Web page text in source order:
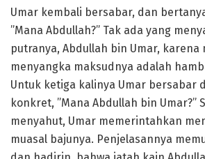
Umar kembali bersabar, dan
”Mana Abdullah?” Tak ada yang
putranya, Abdullah bin Umar, karena
menyangka maksudnya adalah
Untuk ketiga kalinya Umar bersabar
konkret, ”Mana Abdullah bin Umar?”
menyahut, Umar memerintahkan
muasal bajunya. Penjelasannya